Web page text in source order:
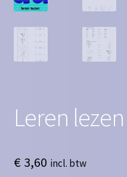
Winkel
Leren
€3,60 incl. btw